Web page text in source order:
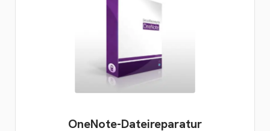
OneNote-Dateireparatur